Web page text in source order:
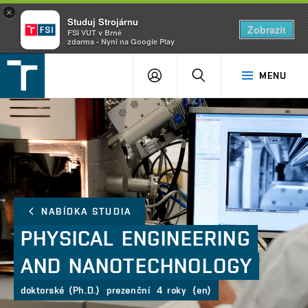
v
Brně
MENU
PŘIHLÁŠENÍ
NABÍDKA STUDIA
PHYSICAL ENGINEERING
AND NANOTECHNOLOGY
doktorské (Ph.D.) prezenční 4 roky (en)
×
Studuj Strojárnu
FSI VUT v Brně
zdarma - Nyní na Google Play
Zobrazit